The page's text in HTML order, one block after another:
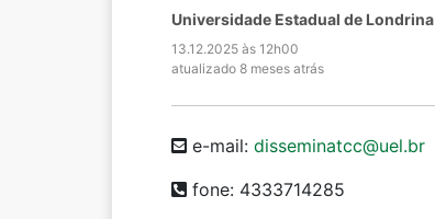
Universidade Estadual de Londrina
13.12.2025 às 12h00
atualizado 8 meses atrás
e-mail: disseminatcc@uel.br
fone: 4333714285